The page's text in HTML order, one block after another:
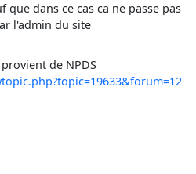
que dans ce cas ca ne passe pas
l'admin du site
de NPDS